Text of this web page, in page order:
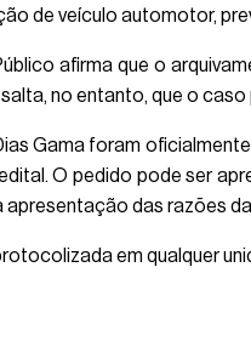
de veículo automotor,
afirma que o
no entanto, que o
Gama foram
O pedido pode ser
apresentação das razões
em qualquer